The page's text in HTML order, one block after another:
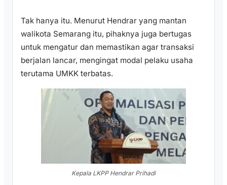
Tak hanya itu. Menurut Hendrar yang mantan
walikota Semarang itu, pihaknya juga bertugas
untuk mengatur dan memastikan agar transaksi
berjalan lancar, mengingat modal pelaku usaha
terutama UMKK terbatas.
Kepala LKPP Hendrar Prihadi